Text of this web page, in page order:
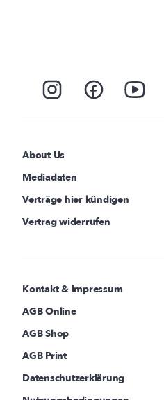
About Us
Mediadaten
Verträge hier kündigen
Vertrag widerrufen
Kontakt & Impressum
AGB Online
AGB Shop
AGB Print
Datenschutzerklärung